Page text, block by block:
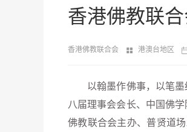
香港佛教联
香港佛教联合会 港澳台地区
以翰墨作佛事，以笔墨
八届理事会会长、中国佛
佛教联合会主办、普贤道